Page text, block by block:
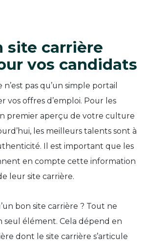
site carrière
vos candidats
pas qu’un simple portail
vos offres d’emploi. Pour les
premier aperçu de votre culture
les meilleurs talents sont à
Il est important que les
en compte cette information
leur site carrière.
bon site carrière ? Tout ne
seul élément. Cela dépend en
dont le site carrière s’articule